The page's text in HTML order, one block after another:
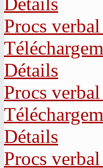
Procs
Détails
Procs
Détails
Procs